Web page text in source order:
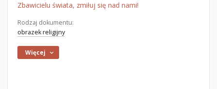
Zbawicielu świata, zmiłuj się nad nami!
Rodzaj dokumentu:
obrazek religijny
Więcej